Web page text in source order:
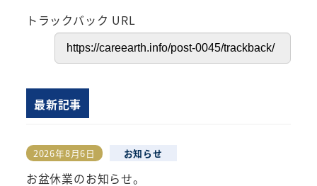
トラックバック URL
最新記事
お盆休業のお知らせ。
投稿日
2026年8月6日 お知らせ